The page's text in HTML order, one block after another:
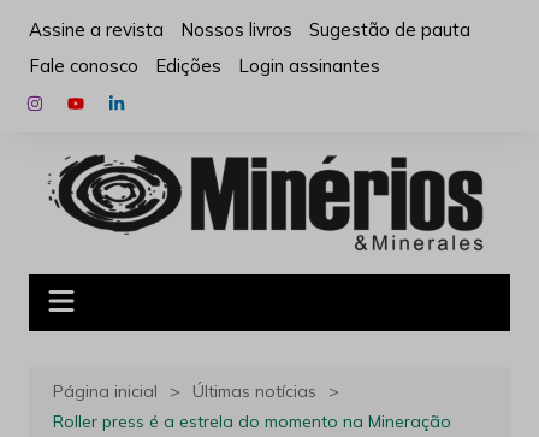
para
conteúdo
Assine a revista Nossos livros
Sugestão de pauta
Fale conosco
Edições Login assinantes
Página inicial
Últimas notícias
Roller press é a estrela do momento na Mineração